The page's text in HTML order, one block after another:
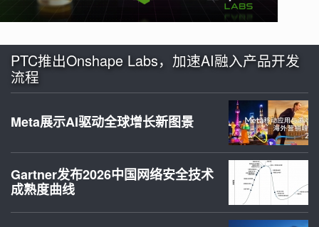
PTC推出Onshape Labs，加速AI融入产品开发
流程
Meta展示AI驱动全球增长新图景
Gartner发布2026中国网络安全技术
成熟度曲线